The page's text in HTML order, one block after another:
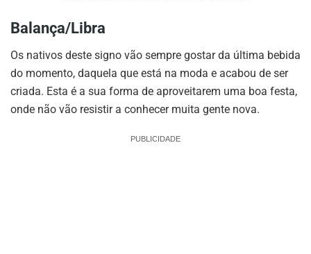
Balança/Libra
Os nativos deste signo vão sempre gostar da última bebida
do momento, daquela que está na moda e acabou de ser
criada. Esta é a sua forma de aproveitarem uma boa festa,
onde não vão resistir a conhecer muita gente nova.
PUBLICIDADE